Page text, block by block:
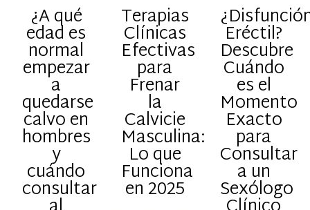
¿A qué
edad es
normal
empezar
a
quedarse
calvo en
hombres
y
cuándo
consultar
Terapias
Clínicas
Efectivas
para
Frenar
la
Calvicie
Masculina:
Lo que
Funciona
en 2025
Eréctil?
Descubre
Cuándo
es el
Momento
Exacto
para
Consultar
a un
Sexólogo